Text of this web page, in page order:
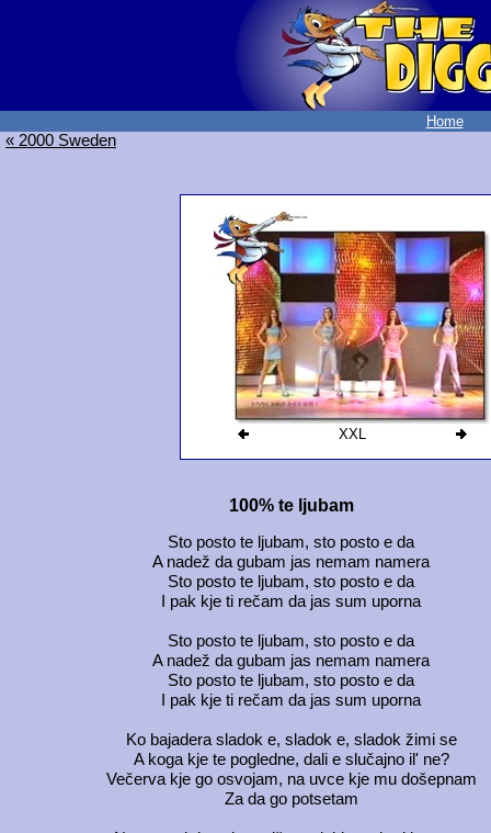
Home
« 2000 Sweden
XXL
100% te ljubam
Sto posto te ljubam, sto posto e da
A nadež da gubam jas nemam namera
Sto posto te ljubam, sto posto e da
I pak kje ti rečam da jas sum uporna
Sto posto te ljubam, sto posto e da
A nadež da gubam jas nemam namera
Sto posto te ljubam, sto posto e da
I pak kje ti rečam da jas sum uporna
Ko bajadera sladok e, sladok e, sladok žimi se
A koga kje te pogledne, dali e slučajno il' ne?
Večerva kje go osvojam, na uvce kje mu došepnam
Za da go potsetam